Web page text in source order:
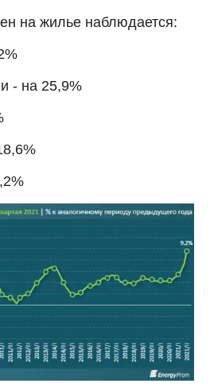
на жилье наблюдается:
- на 25,9%